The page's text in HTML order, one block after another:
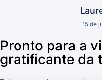
15 de
Pronto para a
gratificante da